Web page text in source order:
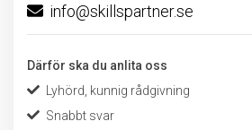
info@skillspartner.se
Därför ska du anlita oss
Lyhörd, kunnig rådgivning
Snabbt svar